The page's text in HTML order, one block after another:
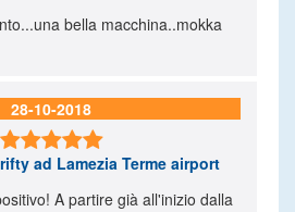
bella macchina..mokka
28-10-2018

ad Lamezia Terme airport
A partire già all'inizio dalla